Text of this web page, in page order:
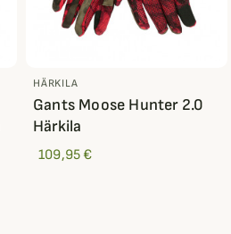
HÄRKILA
Gants Moose Hunter 2.0
Härkila
109,95 €